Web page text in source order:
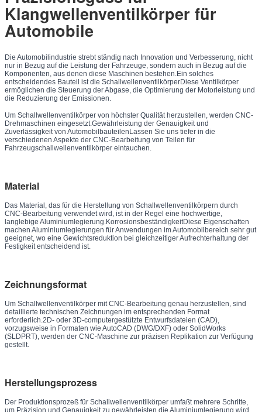
Klangwellenventilkörper für
Automobile
Die Automobilindustrie strebt ständig nach Innovation und Verbesserung, nicht
nur in Bezug auf die Leistung der Fahrzeuge, sondern auch in Bezug auf die
Komponenten, aus denen diese Maschinen bestehen.Ein solches
entscheidendes Bauteil ist die SchallwellenventilkörperDiese Ventilkörper
ermöglichen die Steuerung der Abgase, die Optimierung der Motorleistung und
die Reduzierung der Emissionen.
Um Schallwellenventilkörper von höchster Qualität herzustellen, werden CNC-
Drehmaschinen eingesetzt.Gewährleistung der Genauigkeit und
Zuverlässigkeit von AutomobilbauteilenLassen Sie uns tiefer in die
verschiedenen Aspekte der CNC-Bearbeitung von Teilen für
Fahrzeugschallwellenventilkörper eintauchen.
Material
Das Material, das für die Herstellung von Schallwellenventilkörpern durch
CNC-Bearbeitung verwendet wird, ist in der Regel eine hochwertige,
langlebige Aluminiumlegierung.KorrosionsbeständigkeitDiese Eigenschaften
machen Aluminiumlegierungen für Anwendungen im Automobilbereich sehr gut
geeignet, wo eine Gewichtsreduktion bei gleichzeitiger Aufrechterhaltung der
Festigkeit entscheidend ist.
Zeichnungsformat
Um Schallwellenventilkörper mit CNC-Bearbeitung genau herzustellen, sind
detaillierte technischen Zeichnungen im entsprechenden Format
erforderlich.2D- oder 3D-computergestützte Entwurfsdateien (CAD),
vorzugsweise in Formaten wie AutoCAD (DWG/DXF) oder SolidWorks
(SLDPRT), werden der CNC-Maschine zur präzisen Replikation zur Verfügung
gestellt.
Herstellungsprozess
Der Produktionsprozeß für Schallwellenventilkörper umfaßt mehrere Schritte,
um Präzision und Genauigkeit zu gewährleisten.die Aluminiumlegierung wird